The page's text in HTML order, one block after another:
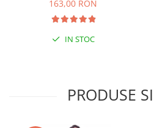
163,00 RON
IN STOC
PRODUSE